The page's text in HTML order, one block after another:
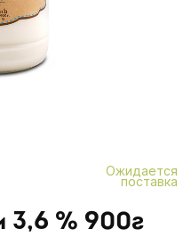
Ожидается
поставка
% 900г